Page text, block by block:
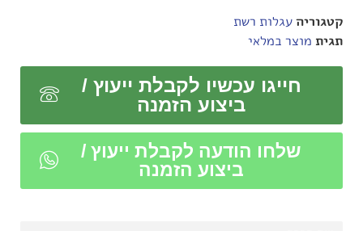
קטגוריהעגלות רשת
תגית מוצר במלאי
חייגו עכשיו לקבלת ייעוץ /
ביצוע הזמנה
שלחו הודעה לקבלת ייעוץ /
ביצוע הזמנה